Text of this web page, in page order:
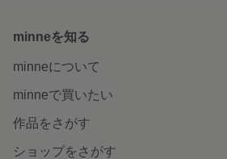
minneを知る
minneについて
minneで買いたい
作品をさがす
ショップをさがす